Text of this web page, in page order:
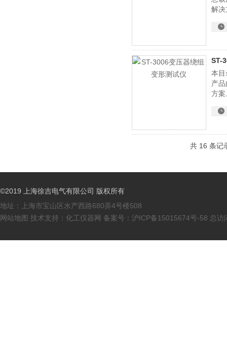
解决
ST-
本目
产
方案
共 16 条
©2019 上海徐吉电气有限公司 版权所有
地址：上海市宝山区水产西路680弄4号楼508
网站地图 技术支持： 化工仪器网 备案号： 沪ICP备15015674号-58 总访